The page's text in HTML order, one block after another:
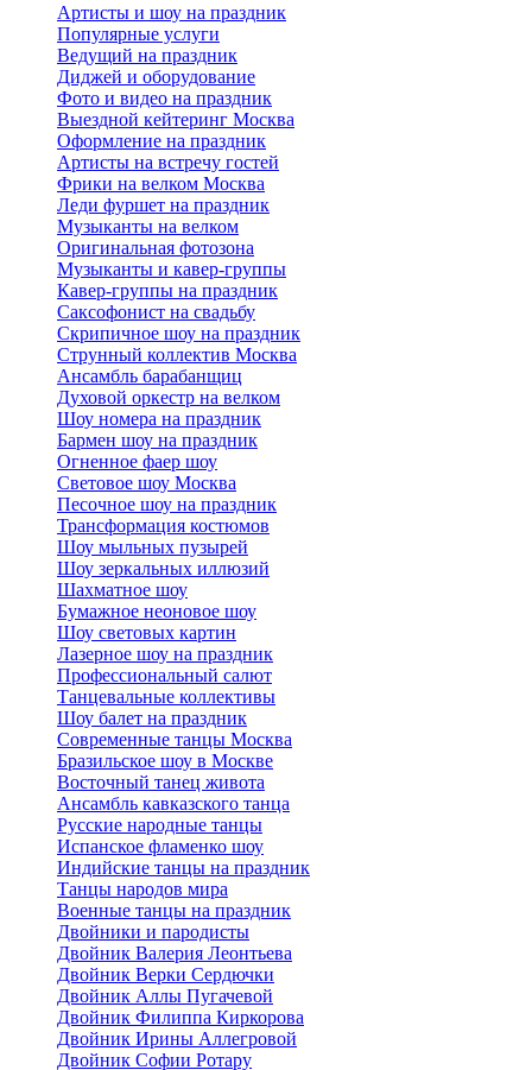
Артисты и шоу на праздник
Популярные услуги
Ведущий на праздник
Диджей и оборудование
Фото и видео на праздник
Выездной кейтеринг Москва
Оформление на праздник
Артисты на встречу гостей
Фрики на велком Москва
Леди фуршет на праздник
Музыканты на велком
Оригинальная фотозона
Музыканты и кавер-группы
Кавер-группы на праздник
Саксофонист на свадьбу
Скрипичное шоу на праздник
Струнный коллектив Москва
Ансамбль барабанщиц
Духовой оркестр на велком
Шоу номера на праздник
Бармен шоу на праздник
Огненное фаер шоу
Световое шоу Москва
Песочное шоу на праздник
Трансформация костюмов
Шоу мыльных пузырей
Шоу зеркальных иллюзий
Шахматное шоу
Бумажное неоновое шоу
Шоу световых картин
Лазерное шоу на праздник
Профессиональный салют
Танцевальные коллективы
Шоу балет на праздник
Современные танцы Москва
Бразильское шоу в Москве
Восточный танец живота
Ансамбль кавказского танца
Русские народные танцы
Испанское фламенко шоу
Индийские танцы на праздник
Танцы народов мира
Военные танцы на праздник
Двойники и пародисты
Двойник Валерия Леонтьева
Двойник Верки Сердючки
Двойник Аллы Пугачевой
Двойник Филиппа Киркорова
Двойник Ирины Аллегровой
Двойник Софии Ротару